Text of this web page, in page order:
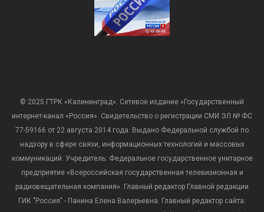
© 2025 ГТРК «Калининград». Сетевое издание «Государственный
интернет-канал «Россия». Свидетельство о регистрации СМИ ЭЛ № ФС
77-59166 от 22 августа 2014 года. Выдано Федеральной службой по
надзору в сфере связи, информационных технологий и массовых
коммуникаций. Учредитель: Федеральное государственное унитарное
предприятие «Всероссийская государственная телевизионная и
радиовещательная компания». Главный редактор Главной редакции
ГИК "Россия" - Панина Елена Валерьевна. Главный редактор сайта: